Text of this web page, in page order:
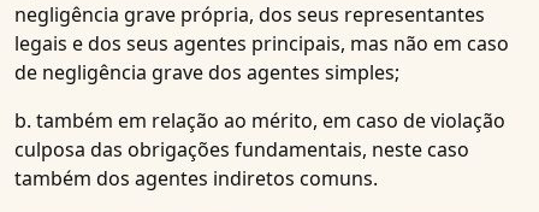
negligência grave própria, dos seus representantes
legais e dos seus agentes principais, mas não em caso
de negligência grave dos agentes simples;
b. também em relação ao mérito, em caso de violação
culposa das obrigações fundamentais, neste caso
também dos agentes indiretos comuns.